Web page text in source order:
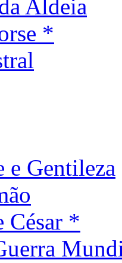
Aldeia
*
e Gentileza
César *